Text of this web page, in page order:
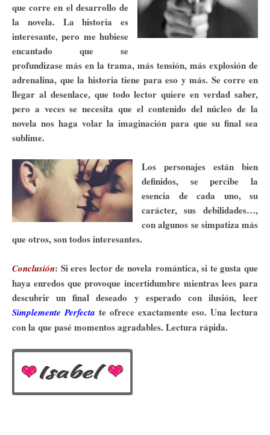
que corre en el desarrollo de
la novela. La historia es
interesante, pero me hubiese
encantado que se
profundizase más en la trama, más tensión, más explosión de
adrenalina, que la historia tiene para eso y más. Se corre en
llegar al desenlace, que todo lector quiere en verdad saber,
pero a veces se necesita que el contenido del núcleo de la
novela nos haga volar la imaginación para que su final sea
sublime.
Los personajes están bien
definidos, se percibe la
esencia de cada uno, su
carácter, sus debilidades…,
con algunos se simpatiza más
que otros, son todos interesantes.
Conclusión: Si eres lector de novela romántica, si te gusta que
haya enredos que provoque incertidumbre mientras lees para
descubrir un final deseado y esperado con ilusión, leer
Simplemente Perfecta te ofrece exactamente eso. Una lectura
con la que pasé momentos agradables. Lectura rápida.